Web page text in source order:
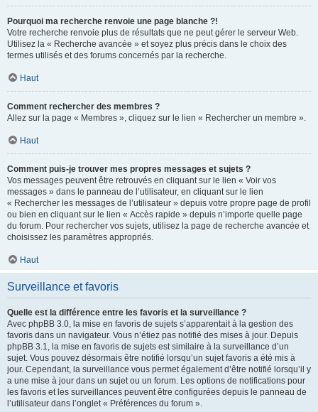
Pourquoi ma recherche renvoie une page blanche ?!
Votre recherche renvoie plus de résultats que ne peut gérer le serveur Web.
Utilisez la « Recherche avancée » et soyez plus précis dans le choix des
termes utilisés et des forums concernés par la recherche.
Haut
Comment rechercher des membres ?
Allez sur la page « Membres », cliquez sur le lien « Rechercher un membre ».
Haut
Comment puis-je trouver mes propres messages et sujets ?
Vos messages peuvent être retrouvés en cliquant sur le lien « Voir vos
messages » dans le panneau de l’utilisateur, en cliquant sur le lien
« Rechercher les messages de l’utilisateur » depuis votre propre page de profil
ou bien en cliquant sur le lien « Accès rapide » depuis n’importe quelle page
du forum. Pour rechercher vos sujets, utilisez la page de recherche avancée et
choisissez les paramètres appropriés.
Haut
Surveillance et favoris
Quelle est la différence entre les favoris et la surveillance ?
Avec phpBB 3.0, la mise en favoris de sujets s’apparentait à la gestion des
favoris dans un navigateur. Vous n’étiez pas notifié des mises à jour. Depuis
phpBB 3.1, la mise en favoris de sujets est similaire à la surveillance d’un
sujet. Vous pouvez désormais être notifié lorsqu’un sujet favoris a été mis à
jour. Cependant, la surveillance vous permet également d’être notifié lorsqu’il y
a une mise à jour dans un sujet ou un forum. Les options de notifications pour
les favoris et les surveillances peuvent être configurées depuis le panneau de
l’utilisateur dans l’onglet « Préférences du forum ».